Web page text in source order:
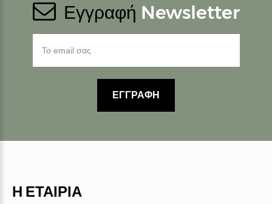
Εγγραφή Newsletter
ΕΓΓΡΑΦΗ
Η ΕΤΑΙΡΙΑ